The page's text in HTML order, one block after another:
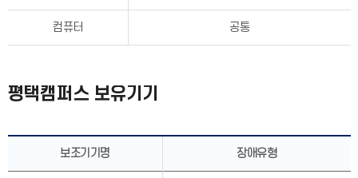
컴퓨터 공통
평택캠퍼스 보유기기
보조기기명 장애유형